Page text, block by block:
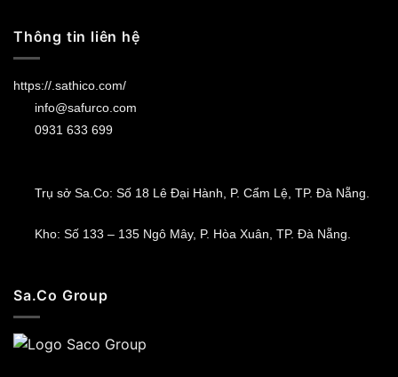
Thông tin liên hệ
https://.sathico.com/
info@safurco.com
0931 633 699
Trụ sở Sa.Co: Số 18 Lê Đại Hành, P. Cẩm Lệ, TP. Đà Nẵng.
Kho: Số 133 – 135 Ngô Mây, P. Hòa Xuân, TP. Đà Nẵng.
Sa.Co Group